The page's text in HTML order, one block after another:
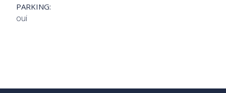
PARKING:
oui